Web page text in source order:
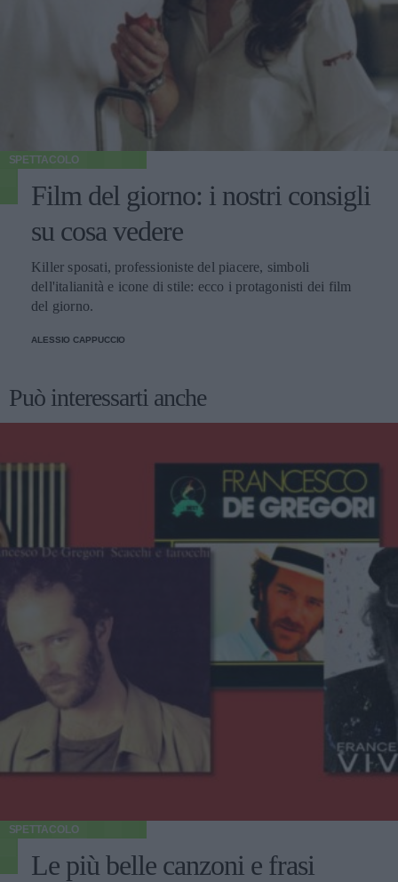
SPETTACOLO
Film del giorno: i nostri consigli
su cosa vedere
Killer sposati, professioniste del piacere, simboli
dell'italianità e icone di stile: ecco i protagonisti dei film
del giorno.
ALESSIO CAPPUCCIO
Può interessarti anche
SPETTACOLO
Le più belle canzoni e frasi